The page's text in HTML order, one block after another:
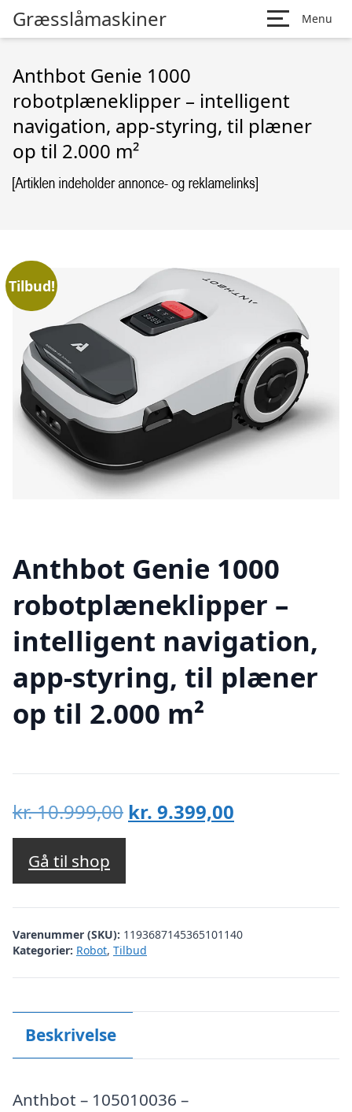
Græsslåmaskiner Menu
Anthbot Genie 1000
robotplæneklipper – intelligent
navigation, app-styring, til plæner
op til 2.000 m²
Tilbud!
Anthbot Genie 1000
robotplæneklipper –
intelligent navigation,
app-styring, til plæner
op til 2.000 m²
kr.10.999,00 Den
kr. 10.999,00.
kr. 9.399,00
kr. 9.399,00.
Gå til shop
Varenummer (SKU): 1193687145365101140
Kategorier: Robot, Tilbud
Beskrivelse
Anthbot – 105010036 –